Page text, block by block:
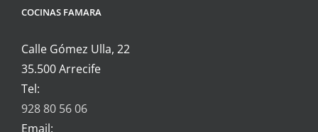
COCINAS FAMARA
Calle Gómez Ulla, 22
35.500 Arrecife
Tel:
928 80 56 06
Email: